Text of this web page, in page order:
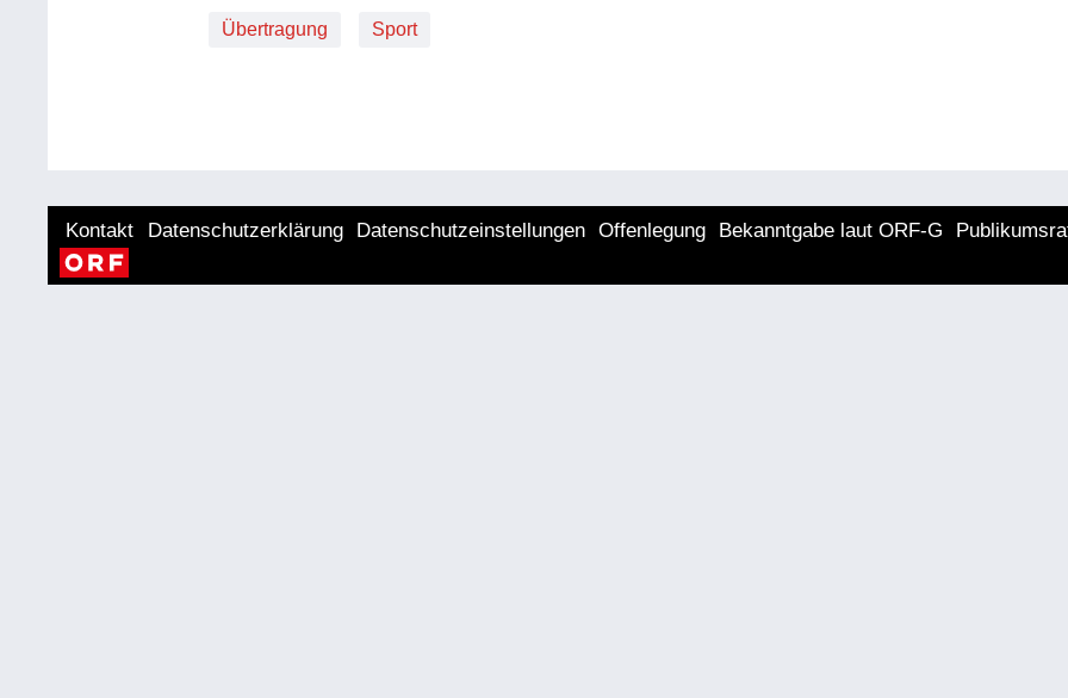
Übertragung Sport
Kontakt Datenschutzerklärung Datenschutzeinstellungen Offenlegung Bekanntgabe laut ORF-G